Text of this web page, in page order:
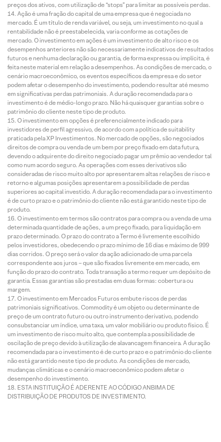
preços dos ativos, com utilização de “stops” para limitar as possíveis perdas.
Ação é uma fração do capital de uma empresa que é negociada no
mercado. É um título de renda variável, ou seja, um investimento no qual a
rentabilidade não é preestabelecida, varia conforme as cotações de
mercado. O investimento em ações é um investimento de alto risco e os
desempenhos anteriores não são necessariamente indicativos de resultados
futuros e nenhuma declaração ou garantia, de forma expressa ou implícita, é
feita neste material em relação a desempenhos. As condições de mercado, o
cenário macroeconômico, os eventos específicos da empresa e do setor
podem afetar o desempenho do investimento, podendo resultar até mesmo
em significativas perdas patrimoniais. A duração recomendada para o
investimento é de médio-longo prazo. Não há quaisquer garantias sobre o
patrimônio do cliente neste tipo de produto.
O investimento em opções é preferencialmente indicado para
investidores de perfil agressivo, de acordo com a política de suitability
praticada pela XP Investimentos. No mercado de opções, são negociados
direitos de compra ou venda de um bem por preço fixado em data futura,
devendo o adquirente do direito negociado pagar um prêmio ao vendedor tal
como num acordo seguro. As operações com esses derivativos são
consideradas de risco muito alto por apresentarem altas relações de risco e
retorno e algumas posições apresentarem a possibilidade de perdas
superiores ao capital investido. A duração recomendada para o investimento
é de curto prazo e o patrimônio do cliente não está garantido neste tipo de
produto.
O investimento em termos são contratos para compra ou a venda de uma
determinada quantidade de ações, a um preço fixado, para liquidação em
prazo determinado. O prazo do contrato a Termo é livremente escolhido
pelos investidores, obedecendo o prazo mínimo de 16 dias e máximo de 999
dias corridos. O preço será o valor da ação adicionado de uma parcela
correspondente aos juros – que são fixados livremente em mercado, em
função do prazo do contrato. Toda transação a termo requer um depósito de
garantia. Essas garantias são prestadas em duas formas: cobertura ou
margem.
O investimento em Mercados Futuros embute riscos de perdas
patrimoniais significativos. Commodity é um objeto ou determinante de
preço de um contrato futuro ou outro instrumento derivativo, podendo
consubstanciar um índice, uma taxa, um valor mobiliário ou produto físico. É
um investimento de risco muito alto, que contempla a possibilidade de
oscilação de preço devido à utilização de alavancagem financeira. A duração
recomendada para o investimento é de curto prazo e o patrimônio do cliente
não está garantido neste tipo de produto. As condições de mercado,
mudanças climáticas e o cenário macroeconômico podem afetar o
desempenho do investimento.
ESTA INSTITUIÇÃO É ADERENTE AO CÓDIGO ANBIMA DE
DISTRIBUIÇÃO DE PRODUTOS DE INVESTIMENTO.